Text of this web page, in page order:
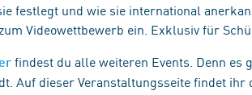
festlegt und wie sie international
Videowettbewerb ein. Exklusiv für
findest du alle weiteren Events. Denn es
Auf dieser Veranstaltungsseite findet ihr